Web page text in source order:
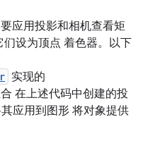
应用投影和相机查看矩
设为顶点 着色器。以下
实现的
在上述代码中创建的投
应用到图形 将对象提供